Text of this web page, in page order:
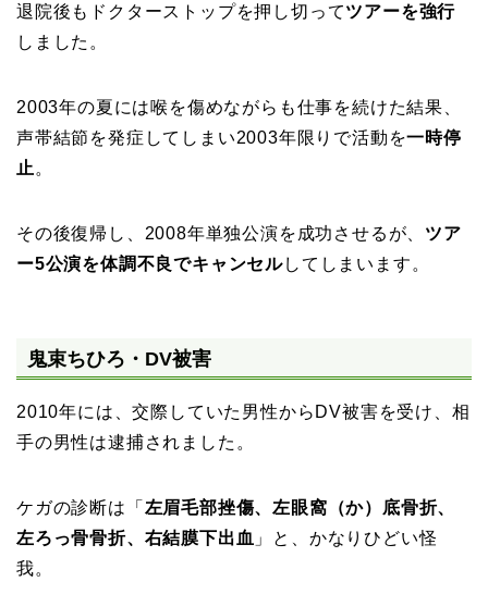
退院後もドクターストップを押し切ってツアーを強行
しました。
2003年の夏には喉を傷めながらも仕事を続けた結果、
声帯結節を発症してしまい2003年限りで活動を一時停
止 。
その後復帰し、2008年単独公演を成功させるが、 ツア
ー5公演を体調不良でキャンセルしてしまいます。
鬼束ちひろ・DV被害
2010年には、交際していた男性からDV被害を受け、相
手の男性は逮捕されました。
ケガの診断は「 左眉毛部挫傷、左眼窩（か）底骨折、
左ろっ骨骨折、右結膜下出血 」と、かなりひどい怪
我。